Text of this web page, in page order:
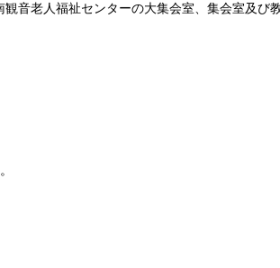
音老人福祉センターの大集会室、集会室及び